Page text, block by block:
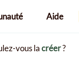
Aide
vous lacréer?